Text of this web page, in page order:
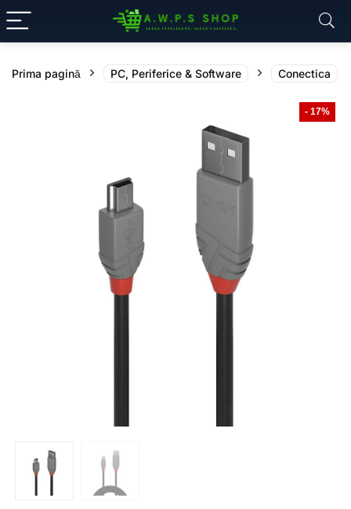
Prima pagină PC, Periferice & Software Conectica
- 17%